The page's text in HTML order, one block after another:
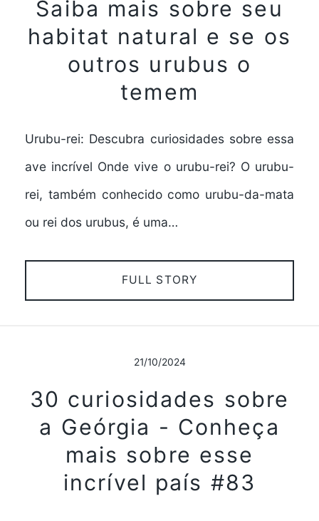
Saiba mais sobre seu
habitat natural e se os
outros urubus o
temem
Urubu-rei: Descubra curiosidades sobre essa
ave incrível Onde vive o urubu-rei? O urubu-
rei, também conhecido como urubu-da-mata
ou rei dos urubus, é uma…
FULL STORY
21/10/2024
30 curiosidades sobre
a Geórgia - Conheça
mais sobre esse
incrível país #83